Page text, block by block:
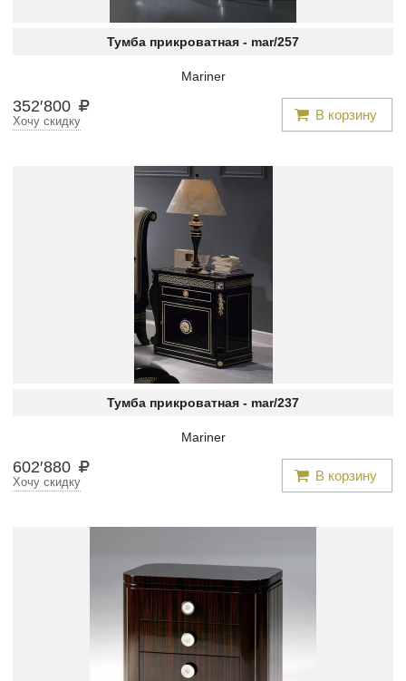
Тумба прикроватная - mar/257
Mariner
352′800 В корзину
Хочу скидку
Тумба прикроватная - mar/237
Mariner
602′880 В корзину
Хочу скидку